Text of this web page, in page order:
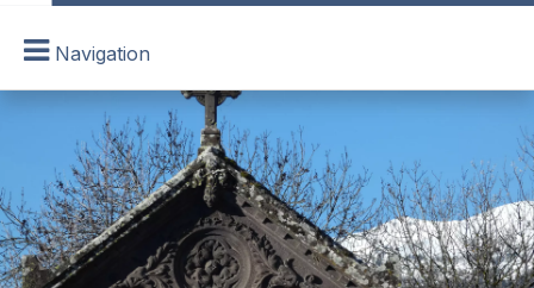
Navigation